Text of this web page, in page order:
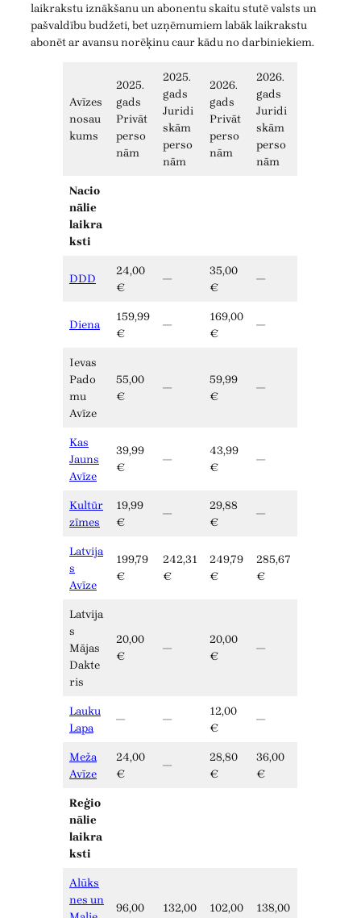
laikrakstu iznākšanu un abonentu skaitu stutē valsts un
pašvaldību budžeti, bet uzņēmumiem labāk laikrakstu
abonēt ar avansu norēķinu caur kādu no darbiniekiem.
Avīzes
nosau
kums
2025.
gads
Privāt
perso
nām
2025.
gads
Juridi
skām
perso
nām
2026.
gads
Privāt
perso
nām
2026.
gads
Juridi
skām
perso
nām
Nacio
nālie
laikra
ksti
DDD
24,00
€
—
35,00
€
—
Diena
159,99
€
—
169,00
€
—
Ievas
Pado
mu
Avīze
55,00
€
—
59,99
€
—
Kas
Jauns
Avīze
39,99
€
—
43,99
€
—
Kultūr
zīmes
19,99
€
—
29,88
€
—
Latvija
s
Avīze
199,79
€
242,31
€
249,79
€
285,67
€
Latvija
s
Mājas
Dakte
ris
20,00
€
—
20,00
€
—
Lauku
Lapa
— —
12,00
€
—
Meža
Avīze
24,00
€
—
28,80
€
36,00
€
Reģio
nālie
laikra
ksti
Alūks
nes un
96,00
132,00
102,00
138,00